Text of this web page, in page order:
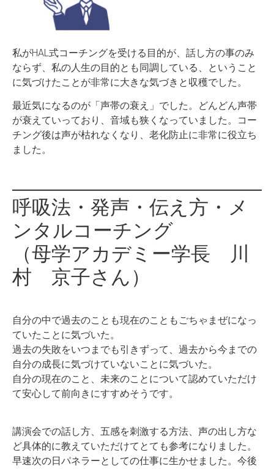
私がHAL式コーチングを受ける目的が、話し方の事のみ
ならず、私の人生の目的とも同調している、ということ
に気づけたことが非常に大きな気づきと収穫でした。
最近気になるのが「声帯の衰え」でした。どんどん声帯
が衰えていっており、音域も狭くなっていました。コー
チング後は声が枯れなくなり、老化防止に非常に役立ち
ました。
呼吸法・発声・伝え方・メ
ンタルコーチング
（母学アカデミー学長 川
村 京子さん）
自分の中で過去のことも現在のこともごちゃまぜになっ
ていたことに気づいた。
過去の失敗をいつまでも引きずって、過去から今までの
自分の成長に気づけていないことに気づいた。
自分の現在のこと、未来のことについて認めていただけ
て安心して前向きにすすめそうです。
講演会での話し方、五感を刺激する方法、声の出し方な
ど具体的に教えていただけてとても参考になりました。
早速次の日パネラーとしての仕事に生かせました。今後